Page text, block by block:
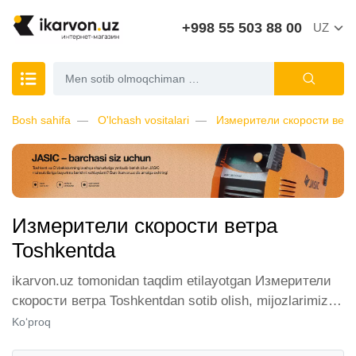
+998 55 503 88 00 UZ
Bosh sahifa O'lchash vositalari Измерители скорости
Измерители скорости ветра
Toshkentda
ikarvon.uz tomonidan taqdim etilayotgan Измерители
скорости ветра Toshkentdan sotib olish, mijozlarimiz
orasida katta talabga ega. Biz ushbu toifadagi tovarlarni
Ko‘proq